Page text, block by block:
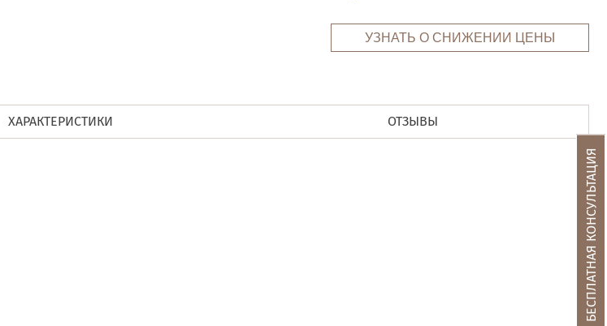
УЗНАТЬ О СНИЖЕНИИ ЦЕНЫ
ХАРАКТЕРИСТИКИ ОТЗЫВЫ
БЕСПЛАТНАЯ КОНСУЛЬТАЦИЯ